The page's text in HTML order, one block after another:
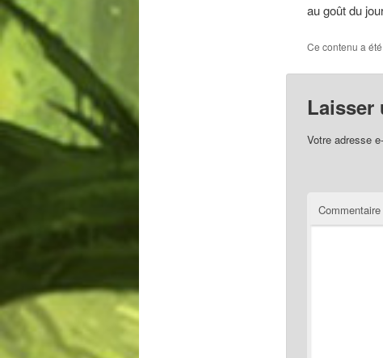
au goût du
Ce contenu a
Laisser
Votre adresse
Commentaire